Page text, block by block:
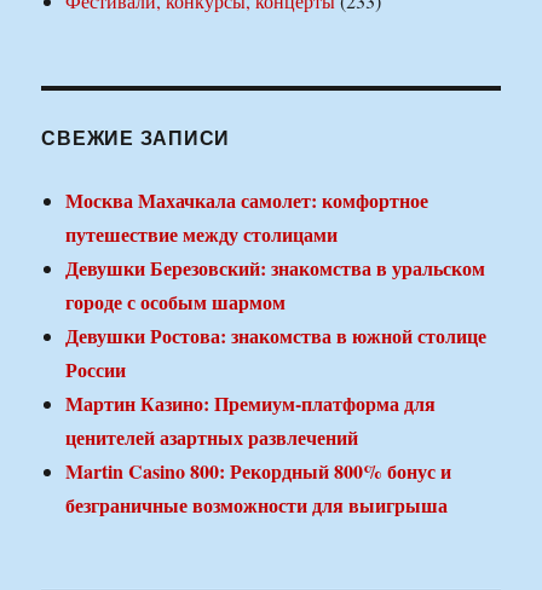
СВЕЖИЕ ЗАПИСИ
Москва Махачкала самолет: комфортное
путешествие между столицами
Девушки Березовский: знакомства в уральском
городе с особым шармом
Девушки Ростова: знакомства в южной столице
России
Мартин Казино: Премиум-платформа для
ценителей азартных развлечений
Martin Casino 800: Рекордный 800% бонус и
безграничные возможности для выигрыша